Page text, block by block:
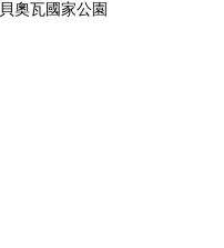
貝奧瓦國家公園